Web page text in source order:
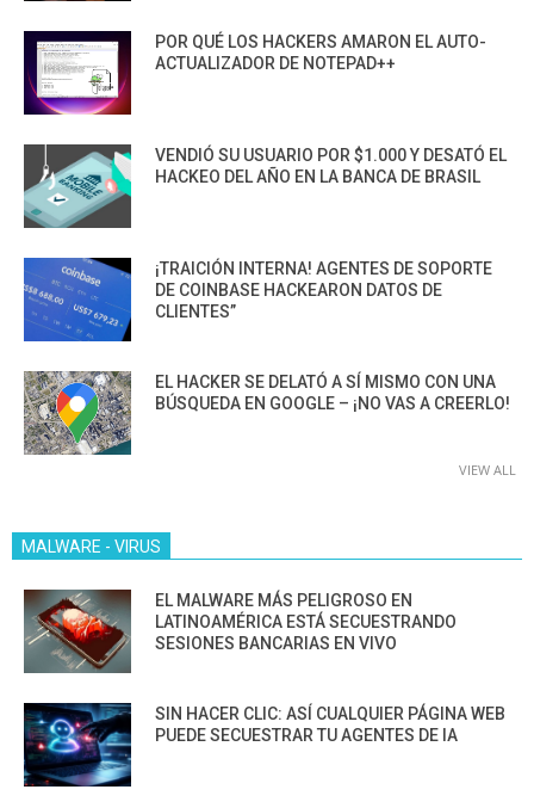
POR QUÉ LOS HACKERS AMARON EL AUTO-
ACTUALIZADOR DE NOTEPAD++
VENDIÓ SU USUARIO POR $1.000 Y DESATÓ EL
HACKEO DEL AÑO EN LA BANCA DE BRASIL
¡TRAICIÓN INTERNA! AGENTES DE SOPORTE
DE COINBASE HACKEARON DATOS DE
CLIENTES”
EL HACKER SE DELATÓ A SÍ MISMO CON UNA
BÚSQUEDA EN GOOGLE – ¡NO VAS A CREERLO!
VIEW ALL
MALWARE - VIRUS
EL MALWARE MÁS PELIGROSO EN
LATINOAMÉRICA ESTÁ SECUESTRANDO
SESIONES BANCARIAS EN VIVO
SIN HACER CLIC: ASÍ CUALQUIER PÁGINA WEB
PUEDE SECUESTRAR TU AGENTES DE IA